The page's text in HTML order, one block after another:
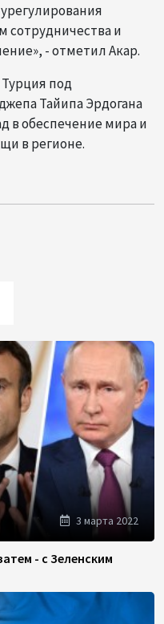
и
- отметил Акар.
Турция под
Тайипа Эрдогана
в обеспечение мира и
в регионе.
3 марта 2022
- с Зеленским